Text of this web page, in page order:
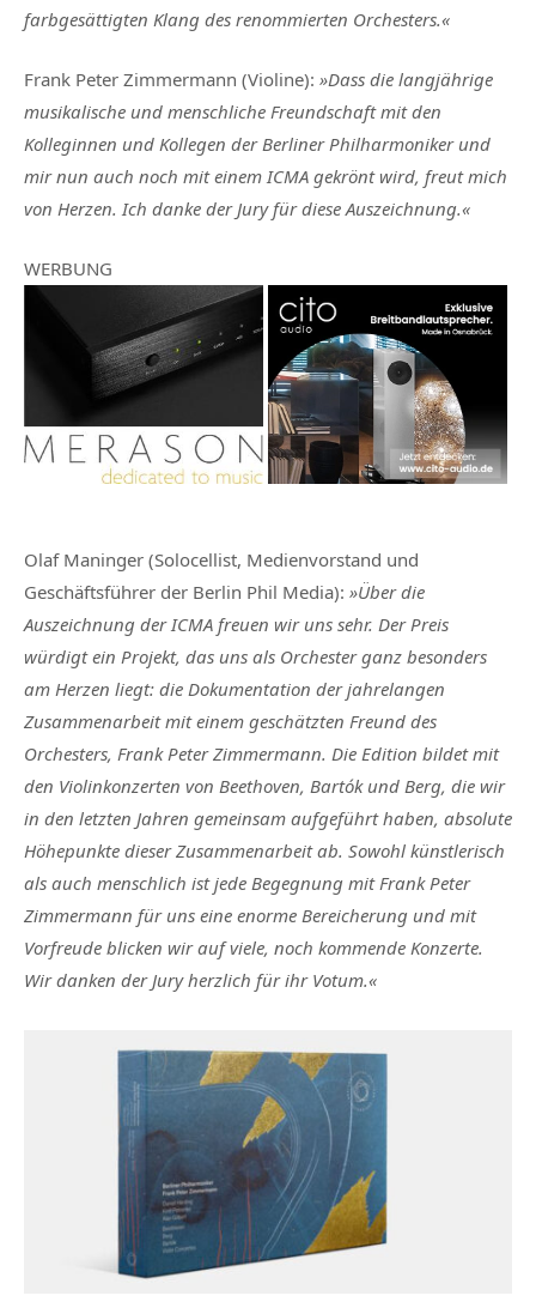
farbgesättigten Klang des renommierten Orchesters.«
Frank Peter Zimmermann (Violine): »Dass die langjährige
musikalische und menschliche Freundschaft mit den
Kolleginnen und Kollegen der Berliner Philharmoniker und
mir nun auch noch mit einem ICMA gekrönt wird, freut mich
von Herzen. Ich danke der Jury für diese Auszeichnung.«
WERBUNG
Olaf Maninger (Solocellist, Medienvorstand und
Geschäftsführer der Berlin Phil Media): »Über die
Auszeichnung der ICMA freuen wir uns sehr. Der Preis
würdigt ein Projekt, das uns als Orchester ganz besonders
am Herzen liegt: die Dokumentation der jahrelangen
Zusammenarbeit mit einem geschätzten Freund des
Orchesters, Frank Peter Zimmermann. Die Edition bildet mit
den Violinkonzerten von Beethoven, Bartók und Berg, die wir
in den letzten Jahren gemeinsam aufgeführt haben, absolute
Höhepunkte dieser Zusammenarbeit ab. Sowohl künstlerisch
als auch menschlich ist jede Begegnung mit Frank Peter
Zimmermann für uns eine enorme Bereicherung und mit
Vorfreude blicken wir auf viele, noch kommende Konzerte.
Wir danken der Jury herzlich für ihr Votum.«